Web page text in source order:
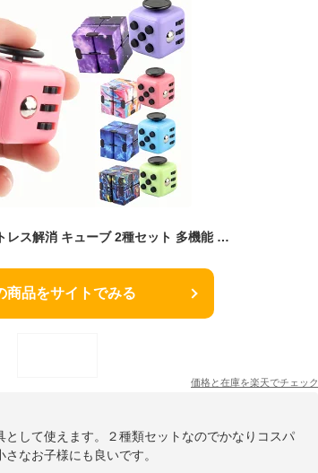
すかっとキューブ ストレス解消 キューブ 2種セット 多機能 展開 すかっときゅーぶ 手遊び くせになる 海外で大人気 手遊び 仕事中 暇つぶし イライラ解消 知育玩具 集中力 ストレス発散 職場 楽しい 大人 子供 集中 片手 流行 おすすめ 可愛い 眠気防止 リラックス
商品をサイトでみる
価格と在庫を楽天でチェック
して使えます。２種類セットなのでかなりコスパ
なお子様にも良いです。